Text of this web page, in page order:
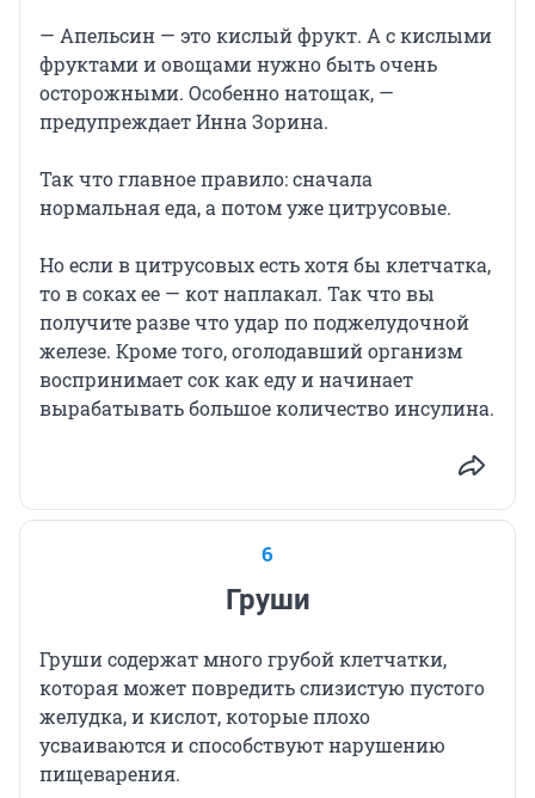
— Апельсин — это кислый фрукт. А с кислыми
фруктами и овощами нужно быть очень
осторожными. Особенно натощак, —
предупреждает Инна Зорина.
Так что главное правило: сначала
нормальная еда, а потом уже цитрусовые.
Но если в цитрусовых есть хотя бы клетчатка,
то в соках ее — кот наплакал. Так что вы
получите разве что удар по поджелудочной
железе. Кроме того, оголодавший организм
воспринимает сок как еду и начинает
вырабатывать большое количество инсулина.
6
Груши
Груши содержат много грубой клетчатки,
которая может повредить слизистую пустого
желудка, и кислот, которые плохо
усваиваются и способствуют нарушению
пищеварения.